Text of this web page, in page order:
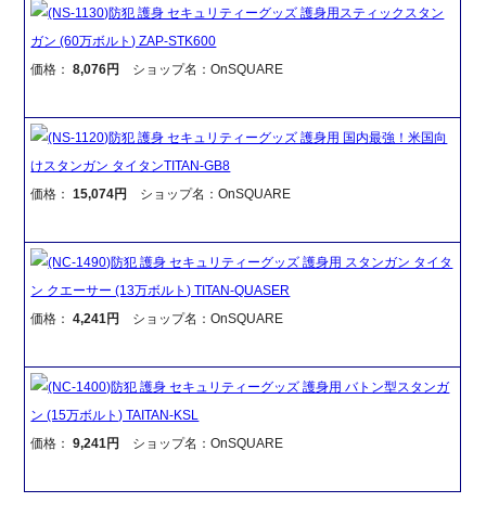
(NS-1130)防犯 護身 セキュリティーグッズ 護身用スティックスタン
ガン (60万ボルト) ZAP-STK600
価格：8,076円 ショップ名：OnSQUARE
(NS-1120)防犯 護身 セキュリティーグッズ 護身用 国内最強！米国向
けスタンガン タイタンTITAN-GB8
価格：15,074円 ショップ名：OnSQUARE
(NC-1490)防犯 護身 セキュリティーグッズ 護身用 スタンガン タイタ
ン クエーサー (13万ボルト) TITAN-QUASER
価格：4,241円 ショップ名：OnSQUARE
(NC-1400)防犯 護身 セキュリティーグッズ 護身用 バトン型スタンガ
ン (15万ボルト) TAITAN-KSL
価格：9,241円 ショップ名：OnSQUARE